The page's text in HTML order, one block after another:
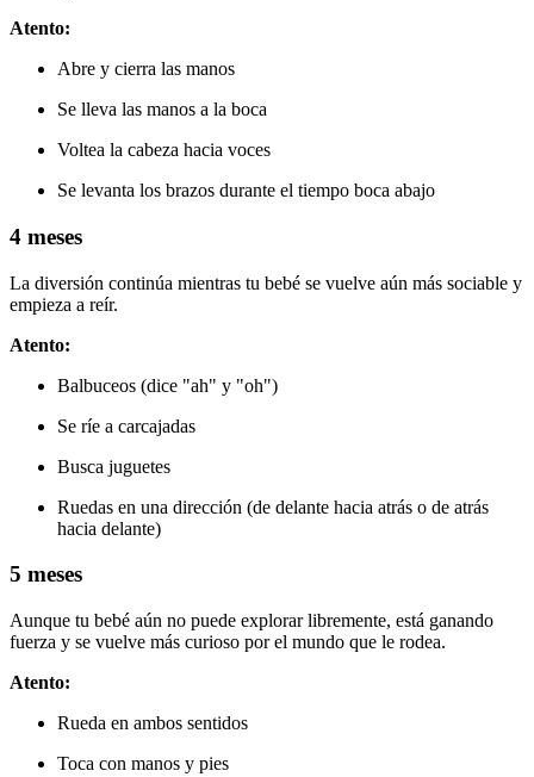
Atento:
Abre y cierra las manos
Se lleva las manos a la boca
Voltea la cabeza hacia voces
Se levanta los brazos durante el tiempo boca abajo
4 meses
La diversión continúa mientras tu bebé se vuelve aún más sociable y
empieza a reír.
Atento:
Balbuceos (dice "ah" y "oh")
Se ríe a carcajadas
Busca juguetes
Ruedas en una dirección (de delante hacia atrás o de atrás
hacia delante)
5 meses
Aunque tu bebé aún no puede explorar libremente, está ganando
fuerza y se vuelve más curioso por el mundo que le rodea.
Atento:
Rueda en ambos sentidos
Toca con manos y pies